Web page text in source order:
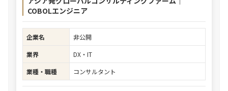
COBOLエンジニア
企業名
非公開
業界
DX・IT
業種・職種
コンサルタント